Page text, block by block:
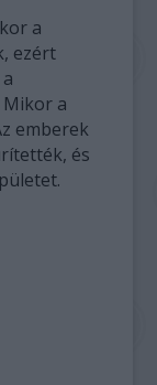
a
ezért
Mikor a
emberek
és